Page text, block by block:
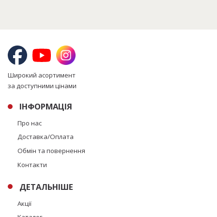
Широкий асортимент
за доступними цінами
ІНФОРМАЦІЯ
Про нас
Доставка/Оплата
Обмін та повернення
Контакти
ДЕТАЛЬНІШЕ
Акції